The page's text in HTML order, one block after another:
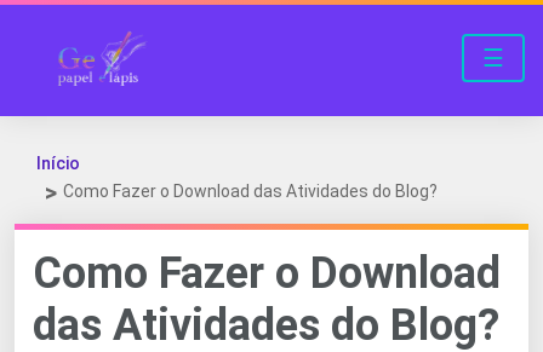
☰
Início
Como Fazer o Download das Atividades do Blog?
Como Fazer o Download
das Atividades do Blog?